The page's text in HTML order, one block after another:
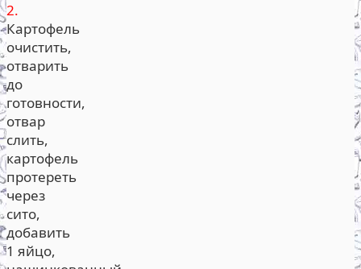
2.
Картофель
очистить,
отварить
до
готовности,
отвар
слить,
картофель
протереть
через
сито,
добавить
1 яйцо,